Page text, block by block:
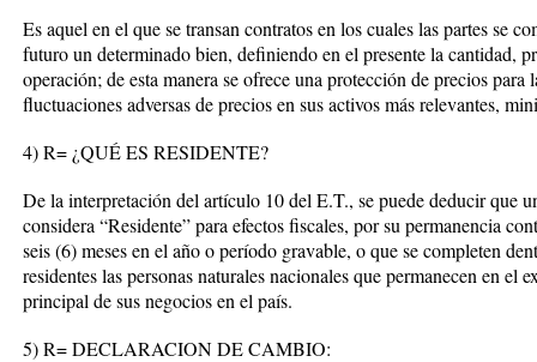
Es aquel en el que se transan contratos en los cuales las partes se
futuro un determinado bien, definiendo en el presente la cantidad,
operación; de esta manera se ofrece una protección de precios para
fluctuaciones adversas de precios en sus activos más relevantes,
4) R= ¿QUÉ ES RESIDENTE?
De la interpretación del artículo 10 del E.T., se puede deducir que
considera “Residente” para efectos fiscales, por su permanencia
seis (6) meses en el año o período gravable, o que se completen
residentes las personas naturales nacionales que permanecen en el
principal de sus negocios en el país.
5) R= DECLARACION DE CAMBIO: